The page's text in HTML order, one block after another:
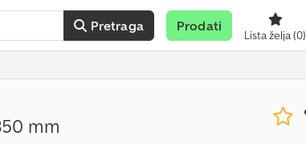
Pretraga Prodati
Lista želja(0)
mm